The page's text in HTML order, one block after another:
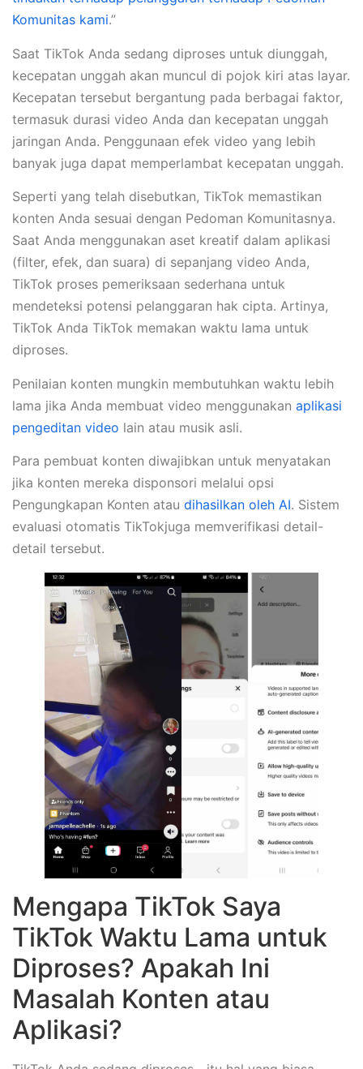
Komunitas kami.”
Saat TikTok Anda sedang diproses untuk diunggah,
kecepatan unggah akan muncul di pojok kiri atas layar.
Kecepatan tersebut bergantung pada berbagai faktor,
termasuk durasi video Anda dan kecepatan unggah
jaringan Anda. Penggunaan efek video yang lebih
banyak juga dapat memperlambat kecepatan unggah.
Seperti yang telah disebutkan, TikTok memastikan
konten Anda sesuai dengan Pedoman Komunitasnya.
Saat Anda menggunakan aset kreatif dalam aplikasi
(filter, efek, dan suara) di sepanjang video Anda,
TikTok proses pemeriksaan sederhana untuk
mendeteksi potensi pelanggaran hak cipta. Artinya,
TikTok Anda TikTok memakan waktu lama untuk
diproses.
Penilaian konten mungkin membutuhkan waktu lebih
lama jika Anda membuat video menggunakan aplikasi
pengeditan video lain atau musik asli.
Para pembuat konten diwajibkan untuk menyatakan
jika konten mereka disponsori melalui opsi
Pengungkapan Konten atau dihasilkan oleh AI. Sistem
evaluasi otomatis TikTokjuga memverifikasi detail-
detail tersebut.
Mengapa TikTok Saya
TikTok Waktu Lama untuk
Diproses? Apakah Ini
Masalah Konten atau
Aplikasi?